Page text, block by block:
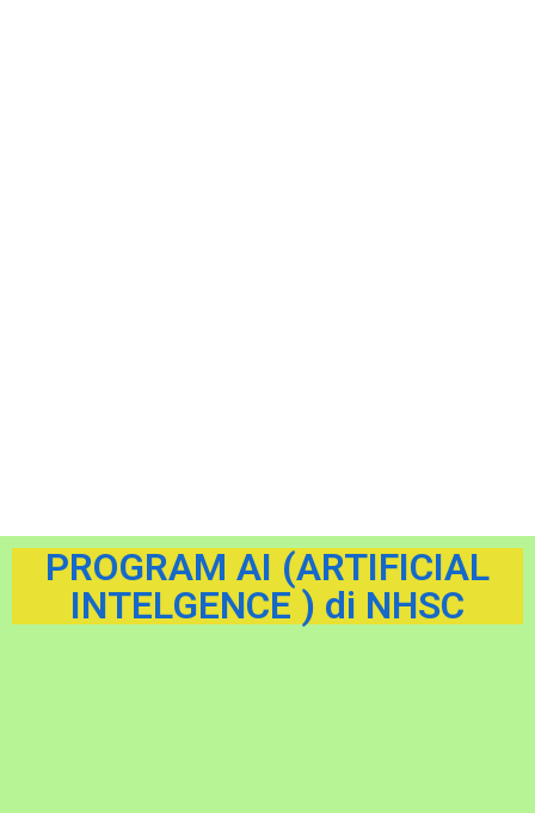
PROGRAM AI (ARTIFICIAL
INTELGENCE ) di NHSC